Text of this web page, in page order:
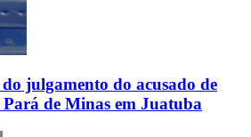
julgamento do acusado de
de Minas em Juatuba